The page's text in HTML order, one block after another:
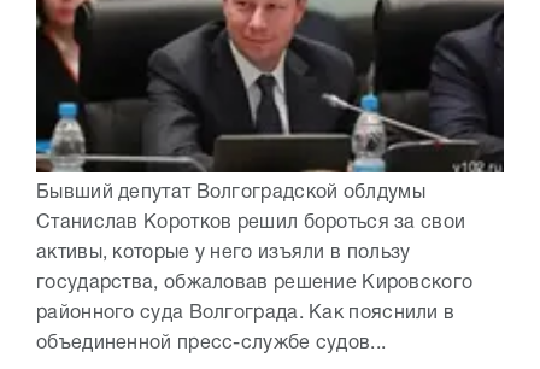
Бывший депутат Волгоградской облдумы
Станислав Коротков решил бороться за свои
активы, которые у него изъяли в пользу
государства, обжаловав решение Кировского
районного суда Волгограда. Как пояснили в
объединенной пресс-службе судов...